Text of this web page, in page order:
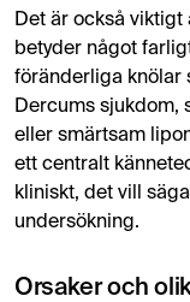
Det är också
betyder något
föränderliga knölar
Dercums sjukdom,
eller smärtsam
ett centralt
kliniskt, det vill
undersökning.
Orsaker och